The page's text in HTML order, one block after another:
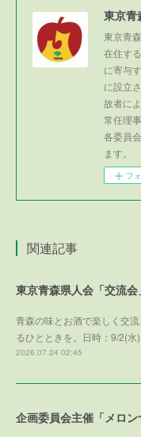
東京青
東京青
在住す
に寄与
に設立
故者に
常任理
各委員
ます。
フ
関連記事
東京青森県人会「交流
青森の味とお酒で楽しく交
るひとときを。日時：9/2(水
2026.07.24 02:45